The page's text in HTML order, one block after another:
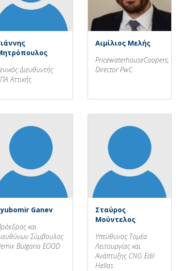
Διευθυντής
Αττικής
Αιμίλιος Μελής
PricewaterhouseCoopers,
Director PwC
Ganev
και
Σύμβουλος
Bulgaria EOOD
Σταύρος
Μούντελος
Υπεύθυνος Τομέα
Λειτουργίας και
Ανάπτυξης CNG Edil
Hellas